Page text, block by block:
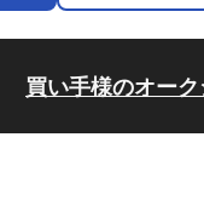
買い手様のオー